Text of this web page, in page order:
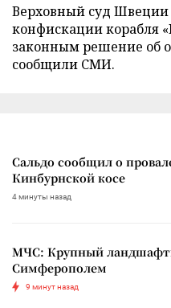
Верховный суд Швеции
конфискации корабля
законным решение об
сообщили СМИ.
Сальдо сообщил о
Кинбурнской косе
4 минуты назад
МЧС: Крупный
Симферополем
9 минут назад